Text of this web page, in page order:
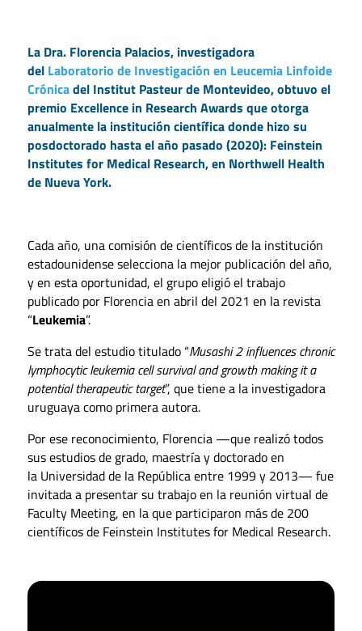
La Dra. Florencia Palacios, investigadora
del Laboratorio de Investigación en Leucemia Linfoide
Crónicadel Institut Pasteur de Montevideo, obtuvo el
premio Excellence in Research Awards que otorga
anualmente la institución científica donde hizo su
posdoctorado hasta el año pasado (2020): Feinstein
Institutes for Medical Research, en Northwell Health
de Nueva York.
Cada año, una comisión de científicos de la institución
estadounidense selecciona la mejor publicación del año,
y en esta oportunidad, el grupo eligió el trabajo
publicado por Florencia en abril del 2021 en la revista
“Leukemia”.
Se trata del estudio titulado “Musashi 2 influences chronic
lymphocytic leukemia cell survival and growth making it a
potential therapeutic target”, que tiene a la investigadora
uruguaya como primera autora.
Por ese reconocimiento, Florencia —que realizó todos
sus estudios de grado, maestría y doctorado en
la Universidad de la República entre 1999 y 2013— fue
invitada a presentar su trabajo en la reunión virtual de
Faculty Meeting, en la que participaron más de 200
científicos de Feinstein Institutes for Medical Research.